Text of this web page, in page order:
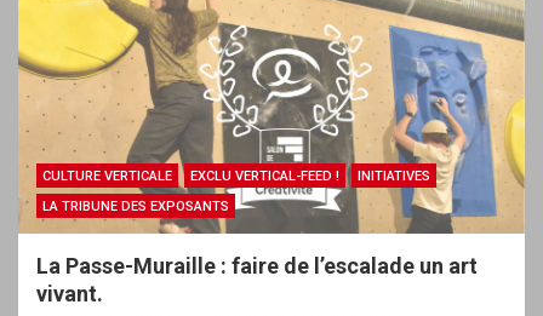
CULTURE VERTICALE EXCLU VERTICAL-FEED !
INITIATIVES
LA TRIBUNE DES EXPOSANTS
La Passe-Muraille : faire de l’escalade un art
vivant.